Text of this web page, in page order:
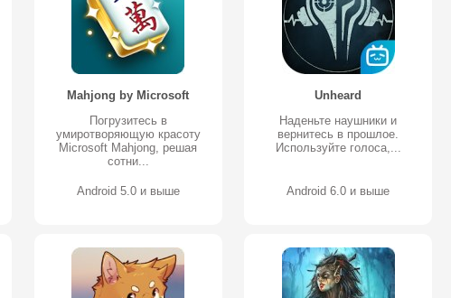
Mahjong by Microsoft
Погрузитесь в
умиротворяющую красоту
Microsoft Mahjong, решая
сотни...
Android 5.0 и выше
Unheard
Наденьте наушники и
вернитесь в прошлое.
Используйте голоса,...
Android 6.0 и выше